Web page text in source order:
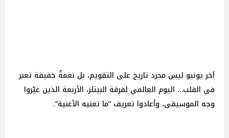
آخر يونيو ليس مجرد تاريخ على التقويم، بل نغمةٌ خفيفة تعبر
في القلب… اليوم العالمي لفرقة البيتلز، الأربعة الذين غيّروا
وجه الموسيقى، وأعادوا تعريف “ما تعنيه الأغنية”.